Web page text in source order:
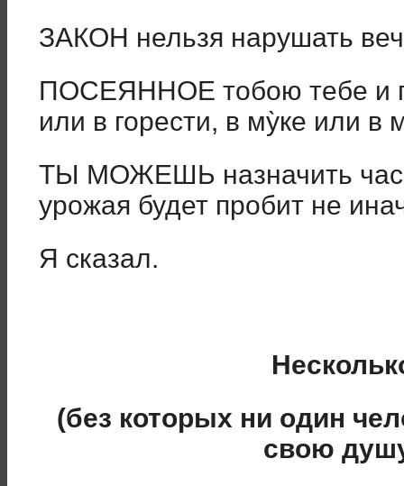
ЗАКОН нельзя нарушать
ПОСЕЯННОЕ тобою тебе и
или в горести, в му̀ке или в
ТЫ МОЖЕШЬ назначить час
урожая будет пробит не
Я сказал.
(без которых ни один
свою